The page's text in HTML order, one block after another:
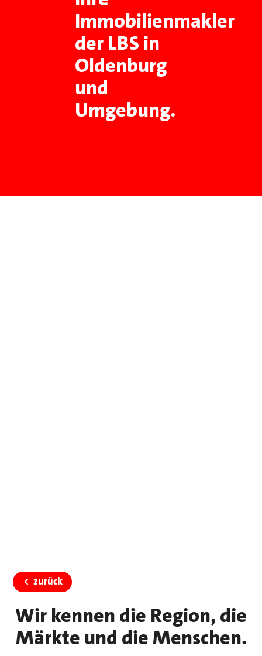
Immobilienmakler
der LBS in
Oldenburg
und
Umgebung.
zurück
Wir kennen die Region, die
Märkte und die Menschen.